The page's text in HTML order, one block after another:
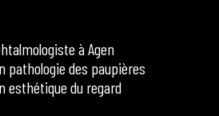
à Agen
pathologie des paupières
esthétique du regard